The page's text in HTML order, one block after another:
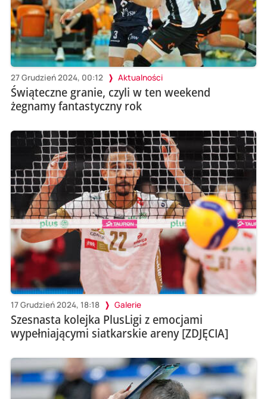
27 Grudzień 2024, 00:12 Aktualności
Świąteczne granie, czyli w ten weekend
żegnamy fantastyczny rok
17 Grudzień 2024, 18:18 Galerie
Szesnasta kolejka PlusLigi z emocjami
wypełniającymi siatkarskie areny [ZDJĘCIA]